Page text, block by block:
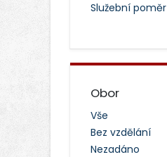
Služební poměr
Obor
Vše
Bez vzdělání
Nezadáno